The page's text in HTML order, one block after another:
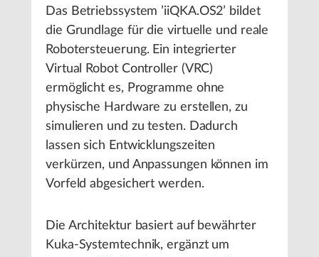
Das Betriebssystem ’iiQKA.OS2’ bildet
die Grundlage für die virtuelle und reale
Robotersteuerung. Ein integrierter
Virtual Robot Controller (VRC)
ermöglicht es, Programme ohne
physische Hardware zu erstellen, zu
simulieren und zu testen. Dadurch
lassen sich Entwicklungszeiten
verkürzen, und Anpassungen können im
Vorfeld abgesichert werden.
Die Architektur basiert auf bewährter
Kuka-Systemtechnik, ergänzt um